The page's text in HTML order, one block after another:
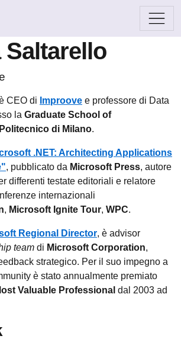
Saltarello
CEO di Improove e professore di Data
la Graduate School of
Politecnico di Milano.
.NET: Architecting Applications
, pubblicato da Microsoft Press, autore
differenti testate editoriali e relatore
internazionali
, Microsoft Ignite Tour, WPC.
Regional Director, è advisor
team di Microsoft Corporation,
strategico. Per il suo impegno a
è stato annualmente premiato
Valuable Professional dal 2003 ad